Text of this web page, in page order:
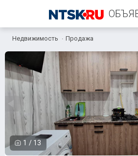
+7 (958) 838-38-73
Недвижимость Продажа
1 / 13